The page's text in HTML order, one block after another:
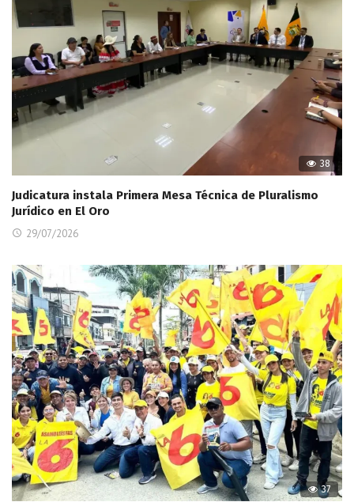
38
Judicatura instala Primera Mesa Técnica de Pluralismo
Jurídico en El Oro
29/07/2026
37